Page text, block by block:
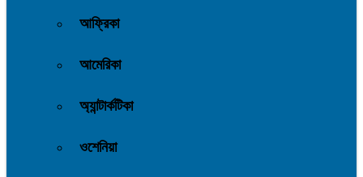
আফ্রিকা
আমেরিকা
অ্যান্টার্কটিকা
ওশেনিয়া